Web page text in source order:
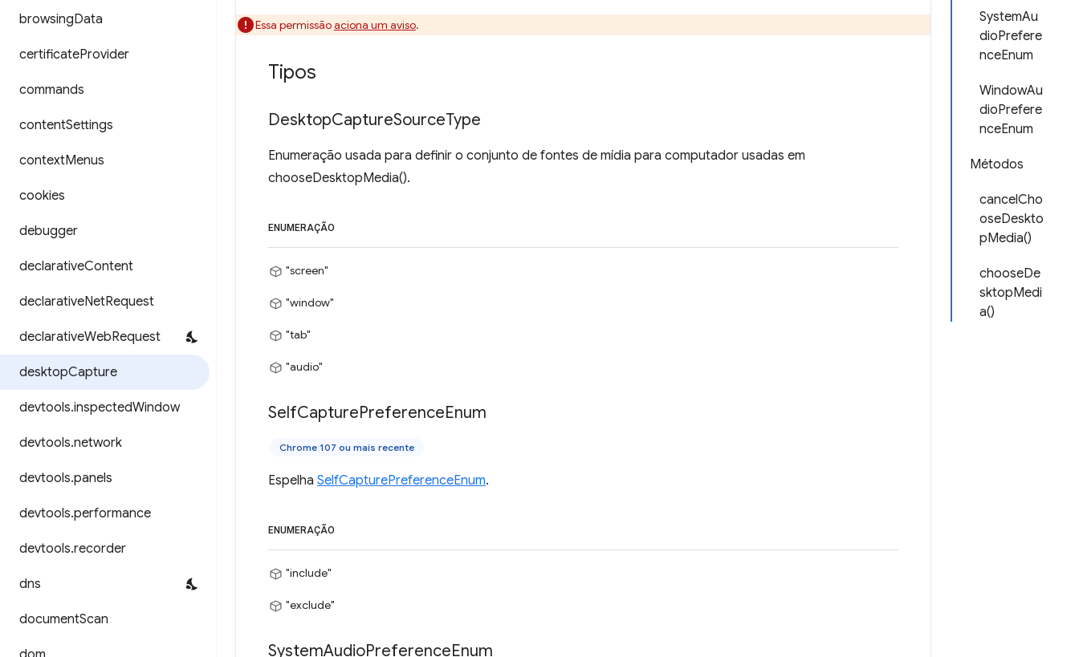
browsingData
certificateProvider
commands
contentSettings
contextMenus
cookies
debugger
declarativeContent
declarativeNetRequest
declarativeWebRequest
desktopCapture
devtools.inspectedWindow
devtools.network
devtools.panels
devtools.performance
devtools.recorder
dns
documentScan
SystemAu
dioPrefere
nceEnum
WindowAu
dioPrefere
nceEnum
Métodos
cancelCho
oseDeskto
pMedia()
chooseDe
sktopMedi
a()
Essa permissãoaciona um aviso.
Tipos
DesktopCaptureSourceType
Enumeração usada para definir o conjunto de fontes de mídia para computador usadas em
chooseDesktopMedia().
ENUMERAÇÃO
"screen"
"window"
"tab"
"audio"
SelfCapturePreferenceEnum
Chrome 107 ou mais recente
Espelha SelfCapturePreferenceEnum.
ENUMERAÇÃO
"include"
"exclude"
SystemAudioPreferenceEnum